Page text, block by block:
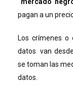
pagan a un
Los crímenes o
datos van
se toman las
datos.